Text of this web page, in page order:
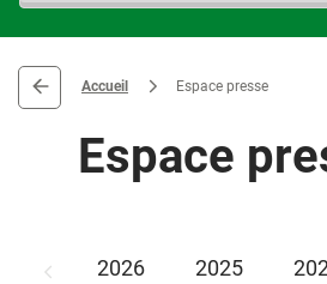
Accueil Espace presse
Espace
2026 2025